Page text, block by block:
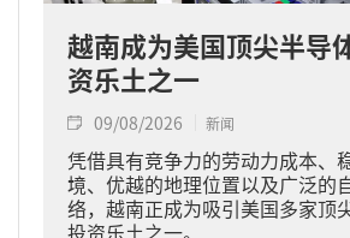
越南成为美国顶尖半导
资乐土之一
09/08/2026 新闻
凭借具有竞争力的劳动力成本、
境、优越的地理位置以及广泛的
络，越南正成为吸引美国多家顶